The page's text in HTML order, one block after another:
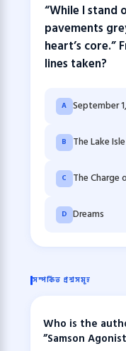
“While I stand
pavements
heart’s core.”
lines taken?
A September
B The Lake
C The Charge
D Dreams
সম্পর্কিত প্রশ্নসমূহ
Who is the
”Samson